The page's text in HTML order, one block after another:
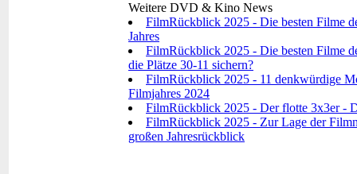
Weitere DVD & Kino News
FilmRückblick 2025 - Die besten Filme
Jahres
FilmRückblick 2025 - Die besten Filme
die Plätze 30-11 sichern?
FilmRückblick 2025 - 11 denkwürdige
Filmjahres 2024
FilmRückblick 2025 - Der flotte 3x3er -
FilmRückblick 2025 - Zur Lage der
großen Jahresrückblick